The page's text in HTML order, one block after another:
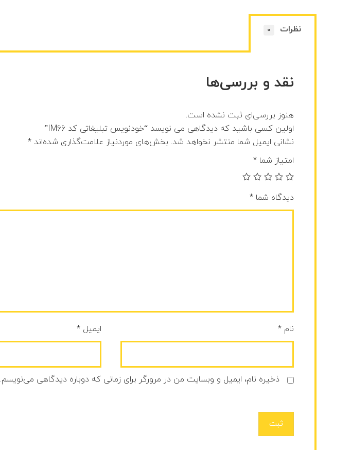
نظرات 0
نقد و بررسی‌ها
هنوز بررسی‌ای ثبت نشده است.
اولین کسی باشید که دیدگاهی می نویسد “خودنویس تبلیغاتی کد IM66”
نشانی ایمیل شما منتشر نخواهد شد. بخش‌های موردنیاز علامت‌گذاری شده‌اند*
امتیاز شما*
دیدگاه شما*
نام* ایمیل*
ذخیره نام، ایمیل و وبسایت من در مرورگر برای زمانی که دوباره دیدگاهی می‌نویسم.
ثبت